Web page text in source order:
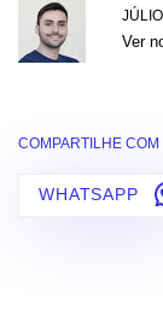
Ver
COMPARTILHE COM
WHATSAPP